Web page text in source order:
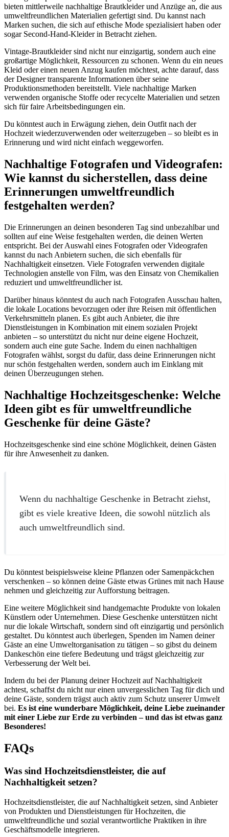
bieten mittlerweile nachhaltige Brautkleider und Anzüge an, die aus
umweltfreundlichen Materialien gefertigt sind. Du kannst nach
Marken suchen, die sich auf ethische Mode spezialisiert haben oder
sogar Second-Hand-Kleider in Betracht ziehen.
Vintage-Brautkleider sind nicht nur einzigartig, sondern auch eine
großartige Möglichkeit, Ressourcen zu schonen. Wenn du ein neues
Kleid oder einen neuen Anzug kaufen möchtest, achte darauf, dass
der Designer transparente Informationen über seine
Produktionsmethoden bereitstellt. Viele nachhaltige Marken
verwenden organische Stoffe oder recycelte Materialien und setzen
sich für faire Arbeitsbedingungen ein.
Du könntest auch in Erwägung ziehen, dein Outfit nach der
Hochzeit wiederzuverwenden oder weiterzugeben – so bleibt es in
Erinnerung und wird nicht einfach weggeworfen.
Nachhaltige Fotografen und Videografen:
Wie kannst du sicherstellen, dass deine
Erinnerungen umweltfreundlich
festgehalten werden?
Die Erinnerungen an deinen besonderen Tag sind unbezahlbar und
sollten auf eine Weise festgehalten werden, die deinen Werten
entspricht. Bei der Auswahl eines Fotografen oder Videografen
kannst du nach Anbietern suchen, die sich ebenfalls für
Nachhaltigkeit einsetzen. Viele Fotografen verwenden digitale
Technologien anstelle von Film, was den Einsatz von Chemikalien
reduziert und umweltfreundlicher ist.
Darüber hinaus könntest du auch nach Fotografen Ausschau halten,
die lokale Locations bevorzugen oder ihre Reisen mit öffentlichen
Verkehrsmitteln planen. Es gibt auch Anbieter, die ihre
Dienstleistungen in Kombination mit einem sozialen Projekt
anbieten – so unterstützt du nicht nur deine eigene Hochzeit,
sondern auch eine gute Sache. Indem du einen nachhaltigen
Fotografen wählst, sorgst du dafür, dass deine Erinnerungen nicht
nur schön festgehalten werden, sondern auch im Einklang mit
deinen Überzeugungen stehen.
Nachhaltige Hochzeitsgeschenke: Welche
Ideen gibt es für umweltfreundliche
Geschenke für deine Gäste?
Hochzeitsgeschenke sind eine schöne Möglichkeit, deinen Gästen
für ihre Anwesenheit zu danken.
Wenn du nachhaltige Geschenke in Betracht ziehst,
gibt es viele kreative Ideen, die sowohl nützlich als
auch umweltfreundlich sind.
Du könntest beispielsweise kleine Pflanzen oder Samenpäckchen
verschenken – so können deine Gäste etwas Grünes mit nach Hause
nehmen und gleichzeitig zur Aufforstung beitragen.
Eine weitere Möglichkeit sind handgemachte Produkte von lokalen
Künstlern oder Unternehmen. Diese Geschenke unterstützen nicht
nur die lokale Wirtschaft, sondern sind oft einzigartig und persönlich
gestaltet. Du könntest auch überlegen, Spenden im Namen deiner
Gäste an eine Umweltorganisation zu tätigen – so gibst du deinem
Dankeschön eine tiefere Bedeutung und trägst gleichzeitig zur
Verbesserung der Welt bei.
Indem du bei der Planung deiner Hochzeit auf Nachhaltigkeit
achtest, schaffst du nicht nur einen unvergesslichen Tag für dich und
deine Gäste, sondern trägst auch aktiv zum Schutz unserer Umwelt
bei. Es ist eine wunderbare Möglichkeit, deine Liebe zueinander
mit einer Liebe zur Erde zu verbinden – und das ist etwas ganz
Besonderes!
FAQs
Was sind Hochzeitsdienstleister, die auf
Nachhaltigkeit setzen?
Hochzeitsdienstleister, die auf Nachhaltigkeit setzen, sind Anbieter
von Produkten und Dienstleistungen für Hochzeiten, die
umweltfreundliche und sozial verantwortliche Praktiken in ihre
Geschäftsmodelle integrieren.